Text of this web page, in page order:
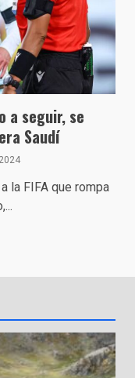
a seguir, se
Saudí
la FIFA que rompa